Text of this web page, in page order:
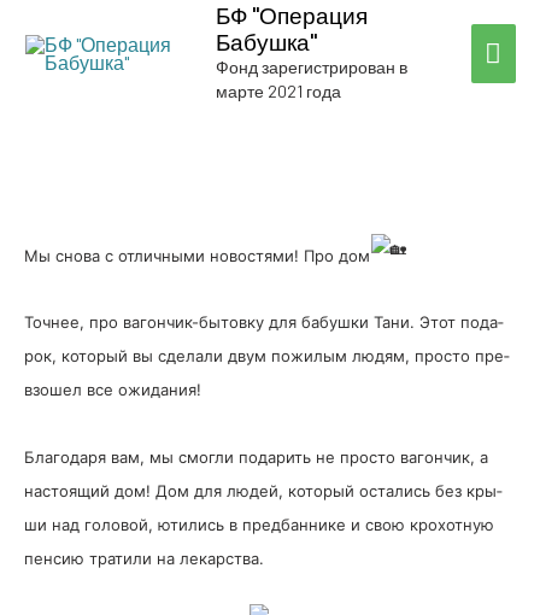
БФ "Операция
Бабушка"
Фонд зарегистрирован в
марте 2021 года
Мы сно­ва с отлич­ны­ми ново­стя­ми! Про дом
Точ­нее, про вагон­­чик-быто­в­ку для бабуш­ки Тани. Этот пода­
рок, кото­рый вы сде­ла­ли двум пожи­лым людям, про­сто пре­
взо­шел все ожи­да­ния!
Бла­го­да­ря вам, мы смог­ли пода­рить не про­сто вагон­чик, а
насто­я­щий дом! Дом для людей, кото­рый оста­лись без кры­
ши над голо­вой, юти­лись в пред­бан­ни­ке и свою кро­хот­ную
пен­сию тра­ти­ли на лекар­ства.